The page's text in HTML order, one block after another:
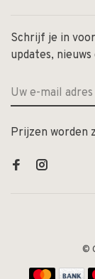
Schrijf je in
updates,
Prijzen worden
©